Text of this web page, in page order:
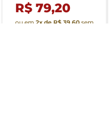
R$ 79,20
ou em 2x de R$ 39,60 sem